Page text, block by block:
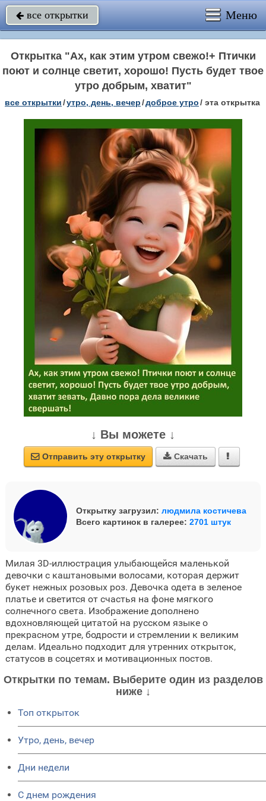
 все открытки Меню
Открытка "Ах, как этим утром свежо!+ Птички
поют и солнце светит, хорошо! Пусть будет твое
утро добрым, хватит"
все открытки/утро, день, вечер/доброе утро/ эта открытка
↓ Вы можете ↓
 Отправить эту открытку  Скачать 
Открытку загрузил: людмила костичева
Всего картинок в галерее: 2701 штук
Милая 3D-иллюстрация улыбающейся маленькой
девочки с каштановыми волосами, которая держит
букет нежных розовых роз. Девочка одета в зеленое
платье и светится от счастья на фоне мягкого
солнечного света. Изображение дополнено
вдохновляющей цитатой на русском языке о
прекрасном утре, бодрости и стремлении к великим
делам. Идеально подходит для утренних открыток,
статусов в соцсетях и мотивационных постов.
Открытки по темам. Выберите один из разделов
ниже ↓
Топ открыток
Утро, день, вечер
Дни недели
C днем рождения